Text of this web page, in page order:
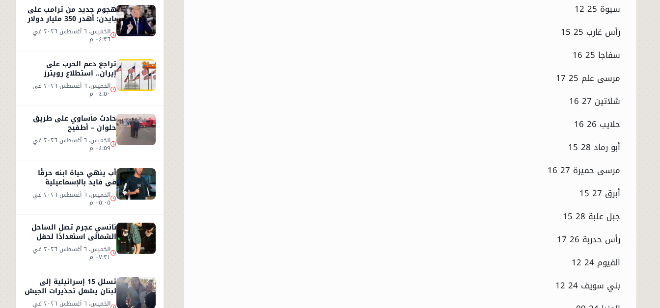
سيوة 25 12
رأس غارب 25 15
سفاجا 25 16
مرسى علم 25 17
شلاتين 27 16
حلايب 26 16
أبو رماد 28 15
مرسى حميرة 27 16
أبرق 27 15
جبل علبة 28 15
رأس حدربة 26 17
الفيوم 24 12
بني سويف 24 12
هجوم جديد من ترامب على
بايدن: أهدر 350 مليار دولار
وعرّض جيشنا للخطر الخميس، ٦ أغسطس ٢٠٢٦ في
٠٤:٣٦ م
تراجع دعم الحرب على
إيران.. استطلاع رويترز
يكشف توقعات الأمريكيين
الخميس، ٦ أغسطس ٢٠٢٦ في
٠٤:٥٠ م
حادث مأساوي على طريق
حلوان – أطفيح
الخميس، ٦ أغسطس ٢٠٢٦ في
٠٤:٥٩ م
أب ينهي حياة ابنه حرقًا
في فايد بالإسماعيلية
الخميس، ٦ أغسطس ٢٠٢٦ في
٠٥:٠٥ م
نانسي عجرم تصل الساحل
الشمالي استعدادًا لحفل
صيفي جديد الخميس، ٦ أغسطس ٢٠٢٦ في
٠٧:٣١ م
تسلل 15 إسرائيلية إلى
لبنان يشعل تحذيرات الجيش
الإسرائيلي الخميس، ٦ أغسطس ٢٠٢٦ في